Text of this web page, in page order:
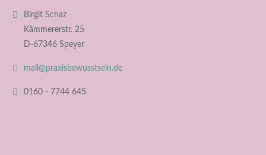
Birgit Schaz
Kämmererstr. 25
D-67346 Speyer
mail@praxisbewusstsein.de
0160 - 7744 645